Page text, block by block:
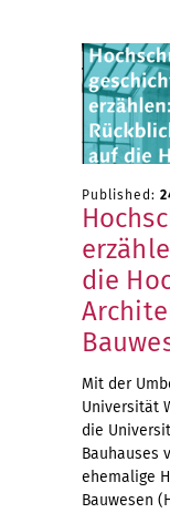
Published:
die
Mit der
Universität
die
Bauhauses
ehemalige
Bauwesen